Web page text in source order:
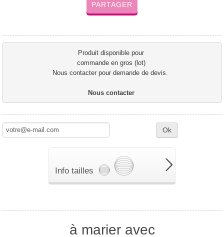
PARTAGER
Produit disponible pour
commande en gros (lot)
Nous contacter pour demande de devis.
Nous contacter
Ok
Info tailles
à marier avec